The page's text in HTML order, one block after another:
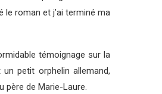
le roman et j’ai terminé ma
témoignage sur la
petit orphelin allemand,
père de Marie-Laure.